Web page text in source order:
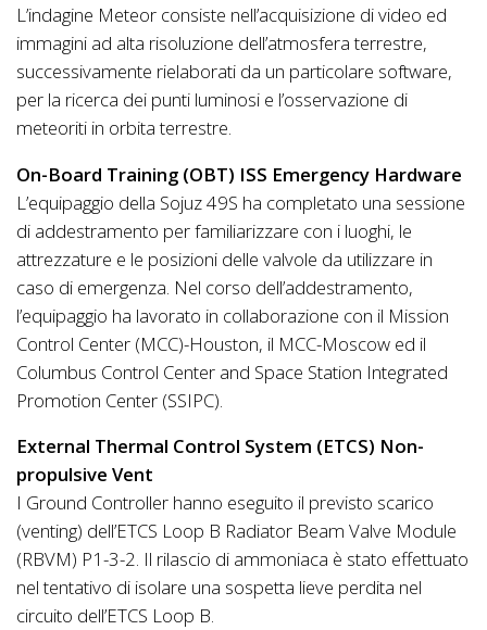
L’indagine Meteor consiste nell’acquisizione di video ed
immagini ad alta risoluzione dell’atmosfera terrestre,
successivamente rielaborati da un particolare software,
per la ricerca dei punti luminosi e l’osservazione di
meteoriti in orbita terrestre.
On-Board Training (OBT) ISS Emergency Hardware
L’equipaggio della Sojuz 49S ha completato una sessione
di addestramento per familiarizzare con i luoghi, le
attrezzature e le posizioni delle valvole da utilizzare in
caso di emergenza. Nel corso dell’addestramento,
l’equipaggio ha lavorato in collaborazione con il Mission
Control Center (MCC)-Houston, il MCC-Moscow ed il
Columbus Control Center and Space Station Integrated
Promotion Center (SSIPC).
External Thermal Control System (ETCS) Non-
propulsive Vent
I Ground Controller hanno eseguito il previsto scarico
(venting) dell’ETCS Loop B Radiator Beam Valve Module
(RBVM) P1-3-2. Il rilascio di ammoniaca è stato effettuato
nel tentativo di isolare una sospetta lieve perdita nel
circuito dell’ETCS Loop B.